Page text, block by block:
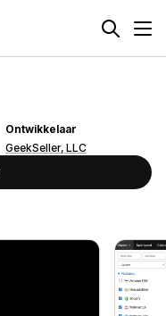
Ontwikkelaar
GeekSeller, LLC